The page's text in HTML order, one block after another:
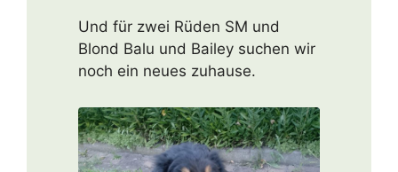
Und für zwei Rüden SM und
Blond Balu und Bailey suchen wir
noch ein neues zuhause.